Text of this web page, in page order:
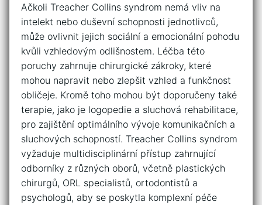
Ačkoli Treacher Collins syndrom nemá⁣ vliv⁤ na
intelekt nebo duševní schopnosti jednotlivců,
může​ ovlivnit⁣ jejich sociální a emocionální pohodu
kvůli​ vzhledovým odlišnostem. Léčba​ této
poruchy zahrnuje⁤ chirurgické zákroky, které
mohou napravit nebo zlepšit vzhled a ‍funkčnost⁤
obličeje. Kromě toho mohou být doporučeny⁢ také
terapie, jako je⁣ logopedie a sluchová rehabilitace, ​
pro zajištění⁢ optimálního vývoje komunikačních a
‌sluchových schopností. Treacher ‌Collins syndrom
vyžaduje multidisciplinární přístup ‌zahrnující‍
odborníky z ⁣různých ‍oborů, včetně plastických
chirurgů, ORL specialistů, ortodontistů ​a
psychologů, ⁢aby se ⁤poskytla komplexní péče‌